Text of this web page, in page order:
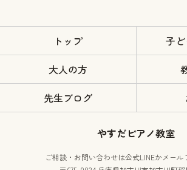
トップ
子
大人の方
先生ブログ
やすだピアノ教室
ご相談・お問い合わせは公式LINEかメール